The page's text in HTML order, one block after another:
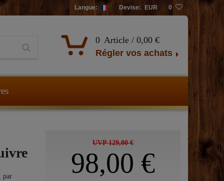
Langue: Devise: EUR 0
0 Article / 0,00 €
Régler vos achats
par
UVP 129,00 €
98,00 €